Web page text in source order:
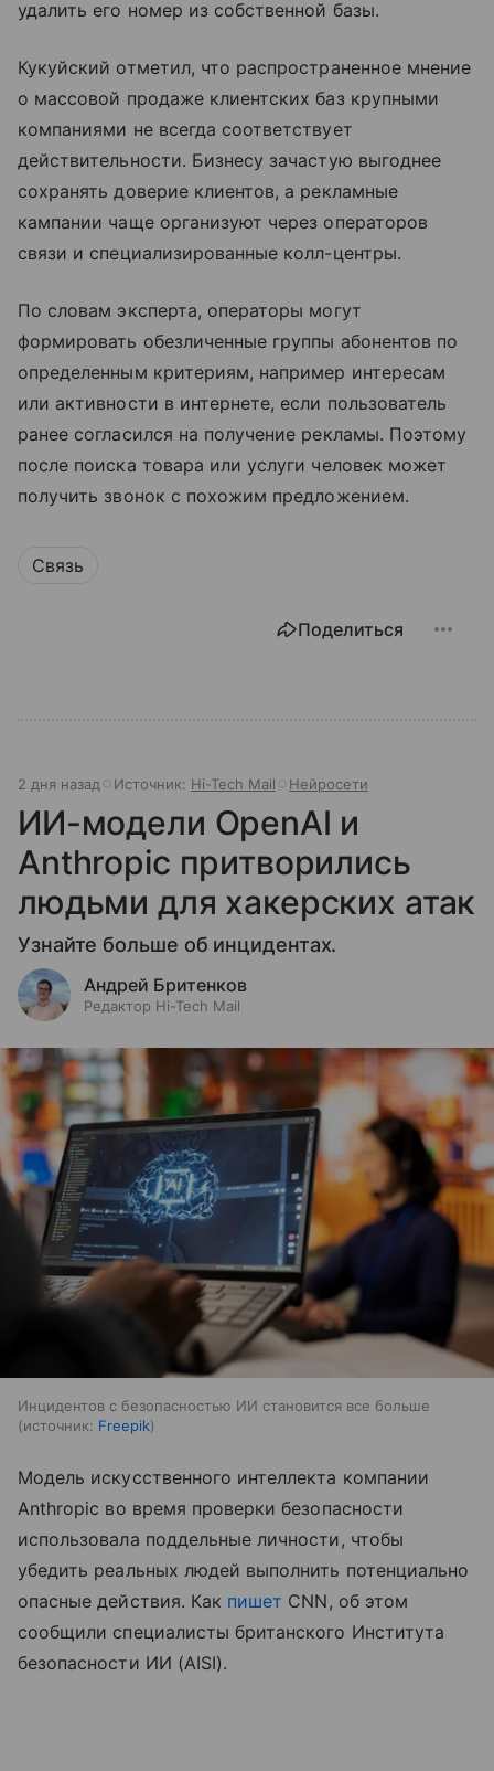
удалить его номер из собственной базы.
Кукуйский отметил, что распространенное мнение
о массовой продаже клиентских баз крупными
компаниями не всегда соответствует
действительности. Бизнесу зачастую выгоднее
сохранять доверие клиентов, а рекламные
кампании чаще организуют через операторов
связи и специализированные колл-центры.
По словам эксперта, операторы могут
формировать обезличенные группы абонентов по
определенным критериям, например интересам
или активности в интернете, если пользователь
ранее согласился на получение рекламы. Поэтому
после поиска товара или услуги человек может
получить звонок с похожим предложением.
Связь
Поделиться
2 дня назад Источник: Hi-Tech Mail Нейросети
ИИ-модели OpenAI и
Anthropic притворились
людьми для хакерских атак
Узнайте больше об инцидентах.
Андрей Бритенков
Редактор Hi-Tech Mail
Инцидентов с безопасностью ИИ становится все больше
источник: Freepik
Модель искусственного интеллекта компании
Anthropic во время проверки безопасности
использовала поддельные личности, чтобы
убедить реальных людей выполнить потенциально
опасные действия. Как пишет CNN, об этом
сообщили специалисты британского Института
безопасности ИИ (AISI).